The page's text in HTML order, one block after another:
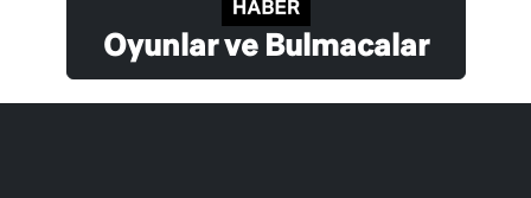
Oyunlar ve Bulmacalar